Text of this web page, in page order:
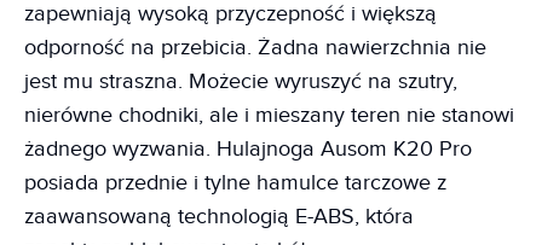
zapewniają wysoką przyczepność i większą
odporność na przebicia. Żadna nawierzchnia nie
jest mu straszna. Możecie wyruszyć na szutry,
nierówne chodniki, ale i mieszany teren nie stanowi
żadnego wyzwania. Hulajnoga Ausom K20 Pro
posiada przednie i tylne hamulce tarczowe z
zaawansowaną technologią E-ABS, która